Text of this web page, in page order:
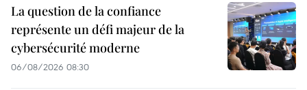
La question de la confiance
représente un défi majeur de la
cybersécurité moderne
06/08/2026 08:30